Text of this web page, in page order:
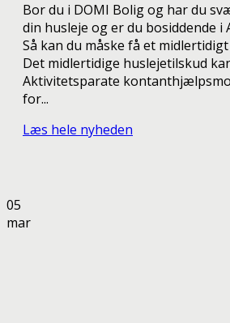
Bor du i DOMI Bolig og har du
din husleje og er du bosiddende i
Så kan du måske få et
Det midlertidige huslejetilskud
Aktivitetsparate
for...
Læs hele nyheden
05
mar